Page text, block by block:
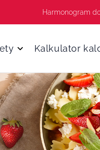
Harmonogram
Kalkulator